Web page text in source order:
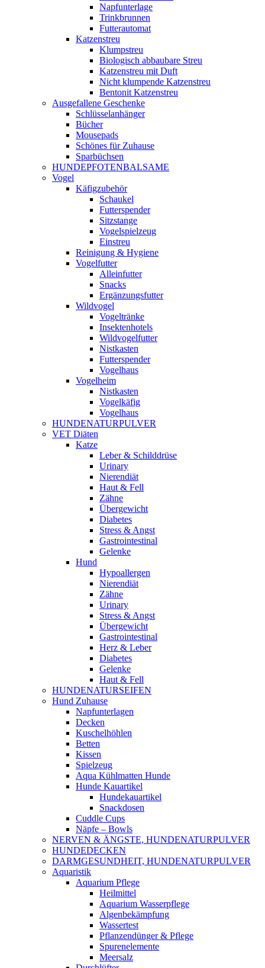
Napfunterlage
Trinkbrunnen
Futterautomat
Katzenstreu
Klumpstreu
Biologisch abbaubare Streu
Katzenstreu mit Duft
Nicht klumpende Katzenstreu
Bentonit Katzenstreu
Ausgefallene Geschenke
Schlüsselanhänger
Bücher
Mousepads
Schönes für Zuhause
Sparbüchsen
HUNDEPFOTENBALSAME
Vogel
Käfigzubehör
Schaukel
Futterspender
Sitzstange
Vogelspielzeug
Einstreu
Reinigung & Hygiene
Vogelfutter
Alleinfutter
Snacks
Ergänzungsfutter
Wildvogel
Vogeltränke
Insektenhotels
Wildvogelfutter
Nistkasten
Futterspender
Vogelhaus
Vogelheim
Nistkasten
Vogelkäfig
Vogelhaus
HUNDENATURPULVER
VET Diäten
Katze
Leber & Schilddrüse
Urinary
Nierendiät
Haut & Fell
Zähne
Übergewicht
Diabetes
Stress & Angst
Gastrointestinal
Gelenke
Hund
Hypoallergen
Nierendiät
Zähne
Urinary
Stress & Angst
Übergewicht
Gastrointestinal
Herz & Leber
Diabetes
Gelenke
Haut & Fell
HUNDENATURSEIFEN
Hund Zuhause
Napfunterlagen
Decken
Kuschelhöhlen
Betten
Kissen
Spielzeug
Aqua Kühlmatten Hunde
Hunde Kauartikel
Hundekauartikel
Snackdosen
Cuddle Cups
Näpfe – Bowls
NERVEN & ÄNGSTE, HUNDENATURPULVER
HUNDEDECKEN
DARMGESUNDHEIT, HUNDENATURPULVER
Aquaristik
Aquarium Pflege
Heilmittel
Aquarium Wasserpflege
Algenbekämpfung
Wassertest
Pflanzendünger & Pflege
Spurenelemente
Meersalz